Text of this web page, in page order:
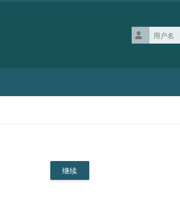
用户名
继续